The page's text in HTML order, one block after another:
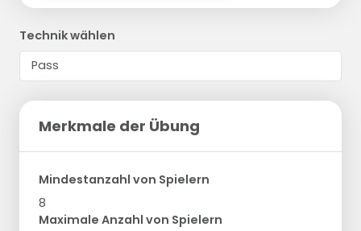
Technik wählen
Merkmale der Übung
Mindestanzahl von Spielern
8
Maximale Anzahl von Spielern